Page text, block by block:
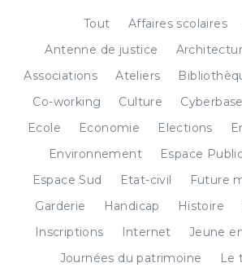
Tout Affaires scolaires
Antenne de justice
Associations
Ateliers
Co-working
Culture Cyberbase
Ecole
Economie Elections
Environnement
Espace
Espace Sud
Etat-civil Future
Garderie
Handicap Histoire
Inscriptions
Internet Jeune
Journées du patrimoine
Le